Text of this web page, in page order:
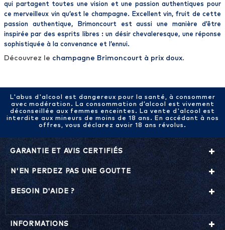
qui partagent toutes une vision et une passion authentiques pour
cemerveilleux vinqu’est le champagne. Excellentvin, fruit de cette
passion authentique,
Brimoncourtest aussi une manière d’être
inspirée par des esprits libres : un désir chevaleresque, une réponse
sophistiquée à la convenance et l’ennui.
Découvrez le champagne Brimoncourt à prix doux.
L'abus d'alcool est dangereux pour la santé, à consommer
avec modération. La consommation d’alcool est vivement
déconseillée aux femmes enceintes. La vente d'alcool est
interdite aux mineurs de moins de 18 ans. En accédant à nos
offres, vous déclarez avoir 18 ans révolus.
GARANTIE ET AVIS CERTIFIÉS
N'EN PERDEZ PAS UNE GOUTTE
BESOIN D'AIDE ?
INFORMATIONS